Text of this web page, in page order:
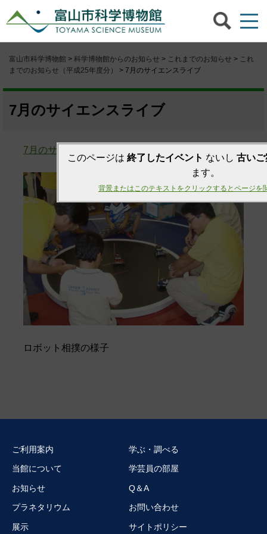
富山市科学博物館 > 科学博物館からのお知らせ > これまでのお知らせ > これ
までのお知らせ（平成25年度分）
> 7月のサイエンスライブ
7月のサイエンスライブ
このページは 終了したイベント ないし 古い
ます。
背景またはこのテキストをクリックするとページを
7月のサイエンスライブの予定
ロボット相撲の様子
ご利用案内
当館について
お知らせ
プラネタリウム
展示
学ぶ・調べる
学芸員の部屋
Q＆A
お問い合わせ
サイトポリシー